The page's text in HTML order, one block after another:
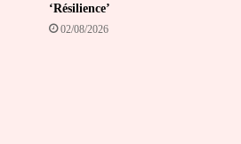
‘Résilience’
02/08/2026